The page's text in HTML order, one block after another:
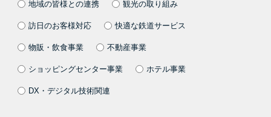
地域の皆様との連携 観光の取り組み
訪日のお客様対応 快適な鉄道サービス
物販・飲食事業 不動産事業
ショッピングセンター事業 ホテル事業
DX・デジタル技術関連